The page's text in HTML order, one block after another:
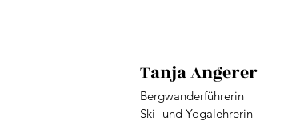
Tanja Angerer
Bergwanderführerin
Ski- und Yogalehrerin